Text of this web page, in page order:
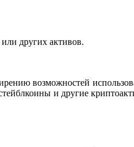
других активов.
возможностей
и другие